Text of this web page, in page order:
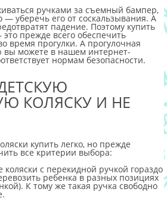
ручками за съемный бампер,
— уберечь его от соскальзывания. А
падение. Поэтому купить
прежде всего обеспечить
время прогулки. А прогулочная
вы можете в нашем интернет-
нормам безопасности.
КОЛЯСКУ И НЕ
купить легко, но прежде
все критерии выбора:
коляски с перекидной ручкой гораздо
ребенка в разных позициях
К тому же такая ручка свободно